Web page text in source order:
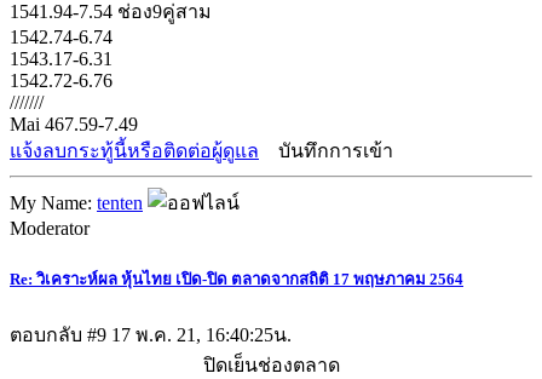
1541.94-7.54 ช่อง9คู่สาม
1542.74-6.74
1543.17-6.31
1542.72-6.76
///////
Mai 467.59-7.49
แจ้งลบกระทู้นี้หรือติดต่อผู้ดูแล
บันทึกการเข้า
My Name: tenten
Moderator
Re: วิเคราะห์ผล หุ้นไทย เปิด-ปิด ตลาดจากสถิติ 17 พฤษภาคม 2564
ตอบกลับ #9 17 พ.ค. 21, 16:40:25น.
ปิดเย็นช่องตลาด